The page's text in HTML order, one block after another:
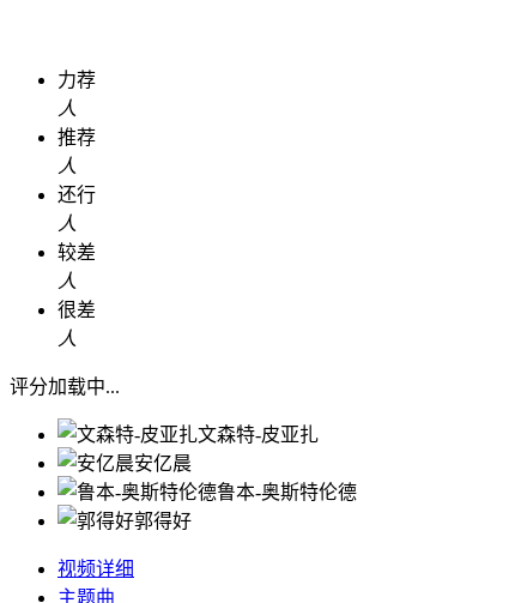
力荐
人
推荐
人
还行
人
较差
人
很差
人
评分加载中...
文森特-皮亚扎
安亿晨
鲁本-奥斯特伦德
郭得好
视频详细
主题曲